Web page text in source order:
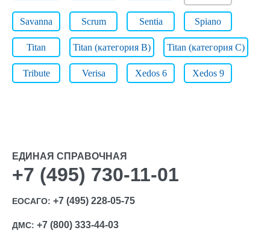
Savanna Scrum Sentia Spiano
Titan Titan (категория B) Titan (категория C)
Tribute Verisa Xedos 6 Xedos 9
ЕДИНАЯ СПРАВОЧНАЯ
+7 (495) 730-11-01
ЕОСАГО: +7 (495) 228-05-75
ДМС: +7 (800) 333-44-03